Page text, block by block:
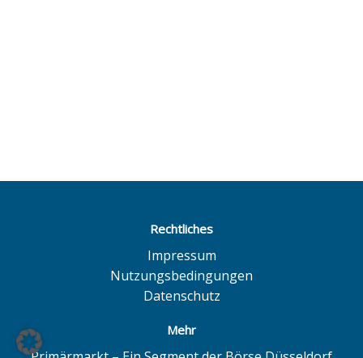
Rechtliches
Impressum
Nutzungsbedingungen
Datenschutz
Mehr